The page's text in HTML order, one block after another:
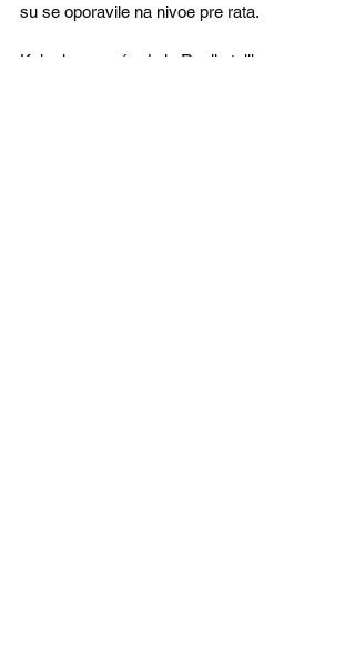
su se oporavile na nivoe pre rata.
Kako je moguće da je Rusija toliko